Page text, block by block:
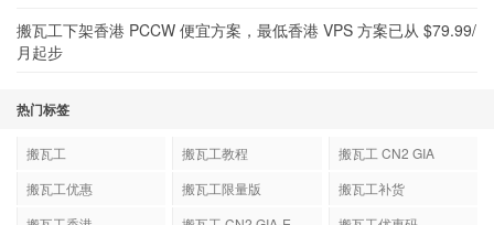
搬瓦工下架香港 PCCW 便宜方案，最低香港 VPS 方案已从 $79.99/
月起步
热门标签
搬瓦工 搬瓦工教程
搬瓦工 CN2 GIA
搬瓦工优惠
搬瓦工限量版
搬瓦工补货